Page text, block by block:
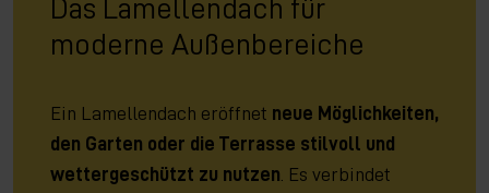
Das Lamellendach für
moderne Außenbereiche
Ein Lamellendach eröffnet neue Möglichkeiten,
den Garten oder die Terrasse stilvoll und
wettergeschützt zu nutzen . Es verbindet